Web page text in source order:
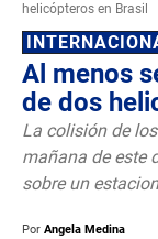
helicópteros en Brasil
Al menos
de dos
La colisión de
mañana de este
sobre un
Por Angela Medina